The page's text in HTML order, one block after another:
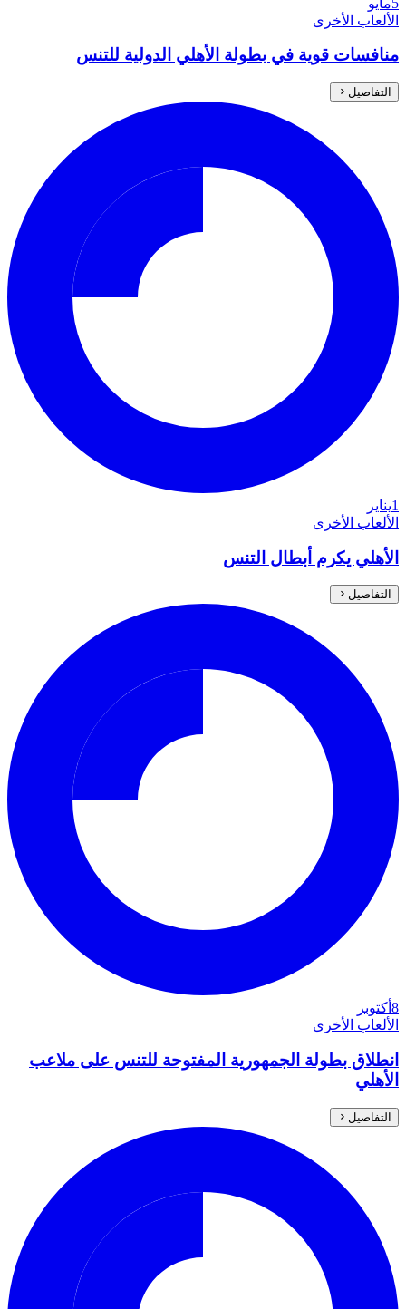
الألعاب الأخرى
منافسات قوية في بطولة الأهلي الدولية للتنس
التفاصيل
1يناير
الألعاب الأخرى
الأهلي يكرم أبطال التنس
التفاصيل
8 أكتوبر
الألعاب الأخرى
انطلاق بطولة الجمهورية المفتوحة للتنس على ملاعب
الأهلي
التفاصيل